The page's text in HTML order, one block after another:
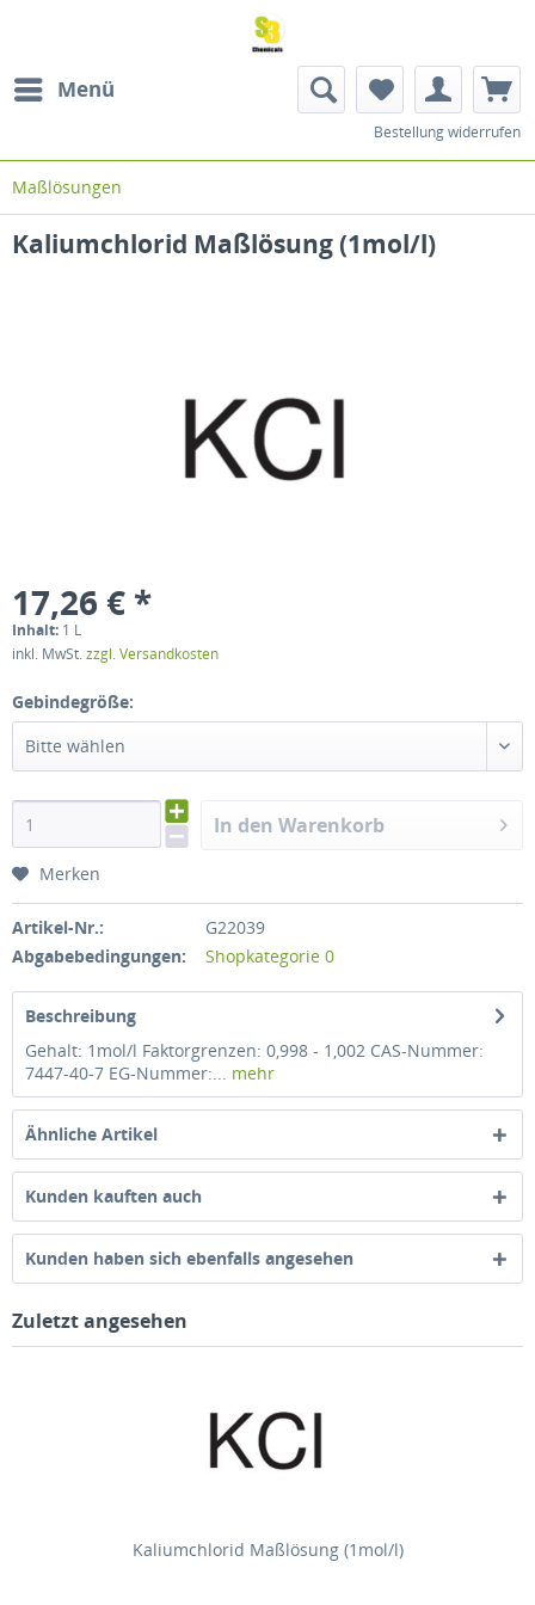
Menü
Bestellung widerrufen
Maßlösungen
Kaliumchlorid Maßlösung (1mol/l)
17,26 € *
Inhalt: 1 L
inkl. MwSt.zzgl. Versandkosten
Gebindegröße:
Bitte wählen
In den Warenkorb
Merken
Artikel-Nr.:
G22039
Abgabebedingungen:
Shopkategorie 0
Beschreibung
Gehalt: 1mol/l Faktorgrenzen: 0,998 - 1,002 CAS-Nummer:
7447-40-7 EG-Nummer:... mehr
Ähnliche Artikel
Kunden kauften auch
Kunden haben sich ebenfalls angesehen
Zuletzt angesehen
Kaliumchlorid Maßlösung (1mol/l)